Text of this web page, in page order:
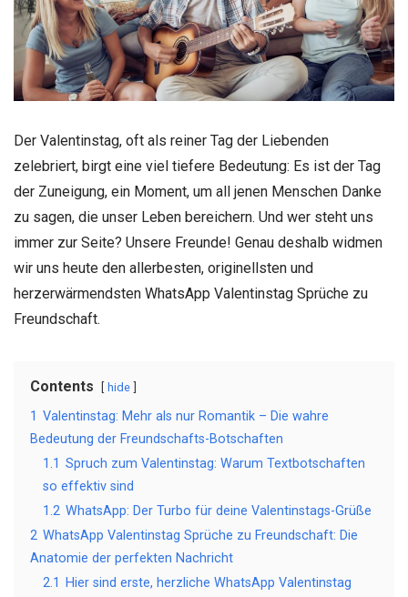
Der Valentinstag, oft als reiner Tag der Liebenden
zelebriert, birgt eine viel tiefere Bedeutung: Es ist der Tag
der Zuneigung, ein Moment, um all jenen Menschen Danke
zu sagen, die unser Leben bereichern. Und wer steht uns
immer zur Seite? Unsere Freunde! Genau deshalb widmen
wir uns heute den allerbesten, originellsten und
herzerwärmendsten WhatsApp Valentinstag Sprüche zu
Freundschaft.
Contents hide
1 Valentinstag: Mehr als nur Romantik – Die wahre
Bedeutung der Freundschafts-Botschaften
1.1 Spruch zum Valentinstag: Warum Textbotschaften
so effektiv sind
1.2 WhatsApp: Der Turbo für deine Valentinstags-Grüße
2 WhatsApp Valentinstag Sprüche zu Freundschaft: Die
Anatomie der perfekten Nachricht
2.1
Hier sind erste, herzliche WhatsApp Valentinstag